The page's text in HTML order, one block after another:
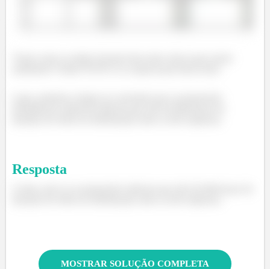
Resposta
MOSTRAR SOLUÇÃO COMPLETA